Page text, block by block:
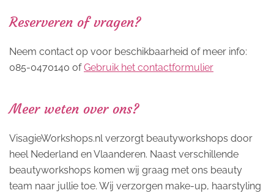
Reserveren of vragen?
Neem contact op voor beschikbaarheid of meer info:
085-0470140 ofGebruik het contactformulier
Meer weten over ons?
VisagieWorkshops.nl verzorgt beautyworkshops door
heel Nederland en Vlaanderen. Naast verschillende
beautyworkshops komen wij graag met ons beauty
team naar jullie toe. Wij verzorgen make-up, haarstyling